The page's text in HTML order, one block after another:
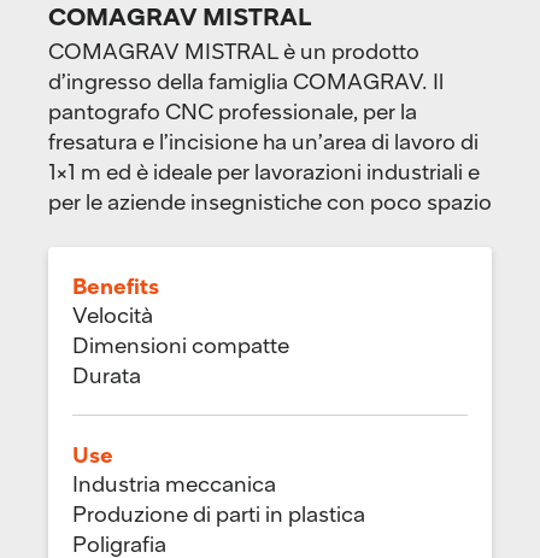
COMAGRAV MISTRAL
COMAGRAV MISTRAL è un prodotto
d’ingresso della famiglia COMAGRAV. Il
pantografo CNC professionale, per la
fresatura e l’incisione ha un’area di lavoro di
1×1 m ed è ideale per lavorazioni industriali e
per le aziende insegnistiche con poco spazio
Benefits
Velocità
Dimensioni compatte
Durata
Use
Industria meccanica
Produzione di parti in plastica
Poligrafia